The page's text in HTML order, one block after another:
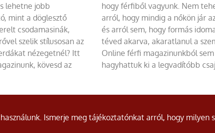
lehetne jobb
mint a döglesztő
csodamasinák,
szelik stílusosan az
nézegetnél? Itt
kövesd az
hogy férfiből vagyunk. Nem
arról, hogy mindig a nőkön jár
és arról sem, hogy formás
téved akarva, akaratlanul a
Online férfi magazinunkból sem
hagyhattuk ki a legvadítóbb
Ismerje meg tájékoztatónkat arról, hogy milyen